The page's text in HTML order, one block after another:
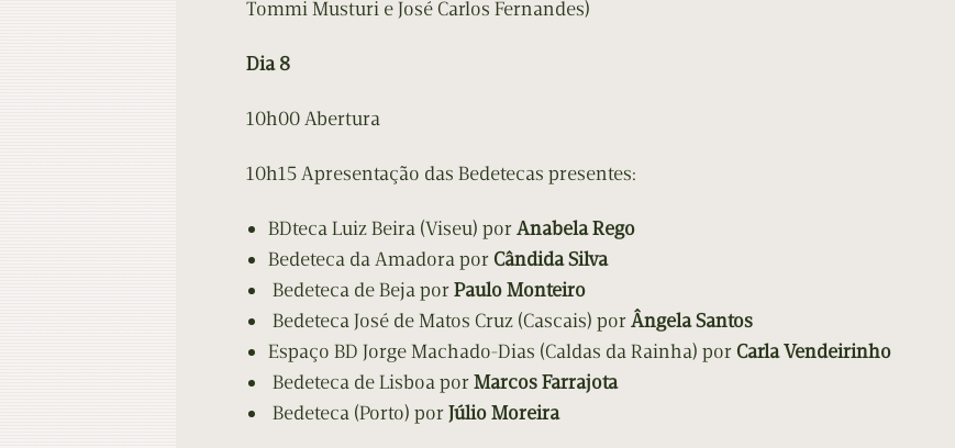
Tommi Musturi e José Carlos Fernandes)
Dia 8
10h00Abertura
10h15 Apresentação das Bedetecas presentes:
BDteca Luiz Beira (Viseu) porAnabela Rego
Bedeteca da Amadora porCândida Silva
Bedeteca de Beja porPaulo Monteiro
Bedeteca José de Matos Cruz (Cascais) porÂngela Santos
Espaço BD Jorge Machado-Dias (Caldas da Rainha) porCarla Vendeirinho
Bedeteca de Lisboa porMarcos Farrajota
Bedeteca (Porto) porJúlio Moreira